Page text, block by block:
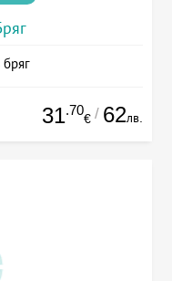
бряг
31.70
€ / 62лв.